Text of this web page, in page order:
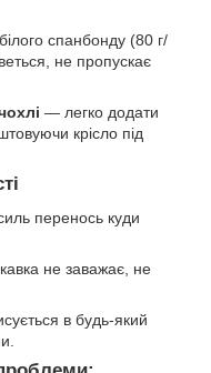
спанбонду (80 г/
не пропускає
— легко додати
крісло під
перенось куди
не заважає, не
в будь-який